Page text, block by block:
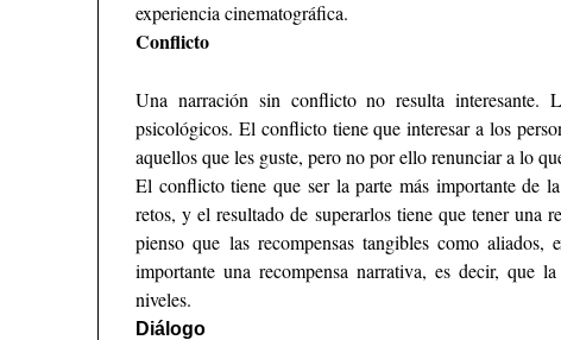
experiencia cinematográfica.
Conflicto
Una narración sin conflicto no resulta
psicológicos. El conflicto tiene que interesar a los
aquellos que les guste, pero no por ello renunciar a lo
El conflicto tiene que ser la parte más importante de
retos, y el resultado de superarlos tiene que tener una
pienso que las recompensas tangibles como aliados,
importante una recompensa narrativa, es decir, que
niveles.
Diálogo